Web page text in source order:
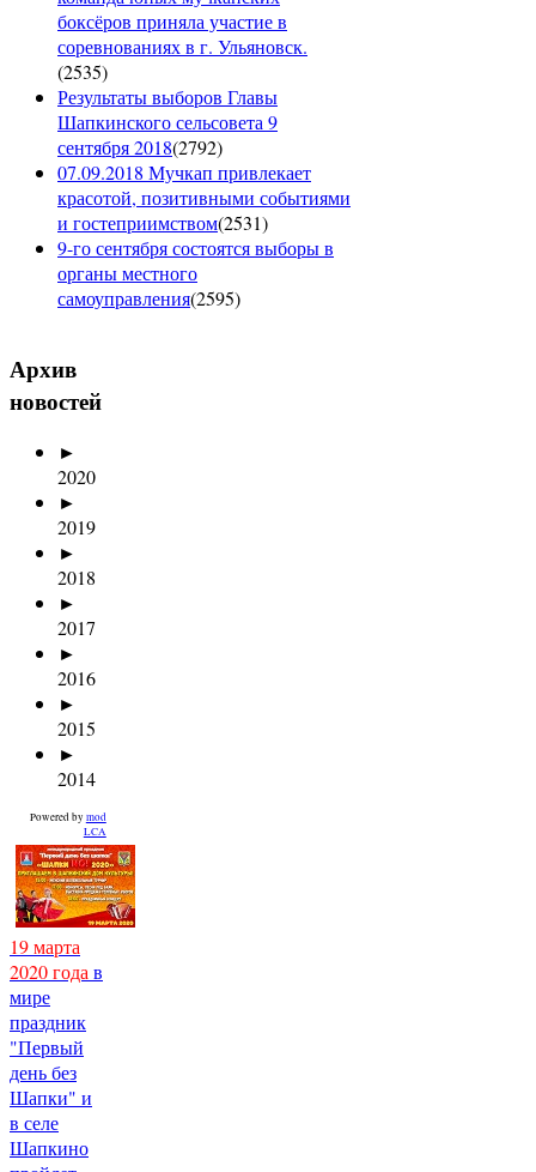
боксёров приняла участие в
соревнованиях в г. Ульяновск.
(2535)
Результаты выборов Главы
Шапкинского сельсовета 9
сентября 2018(2792)
07.09.2018 Мучкап привлекает
красотой, позитивными событиями
и гостеприимством(2531)
9-го сентября состоятся выборы в
органы местного
самоуправления(2595)
Архив
новостей
►
2020
►
2019
►
2018
►
2017
►
2016
►
2015
►
2014
Powered by mod
LCA
19 марта
2020 годав
мире
праздник
"Первый
день без
Шапки" и
в селе
Шапкино